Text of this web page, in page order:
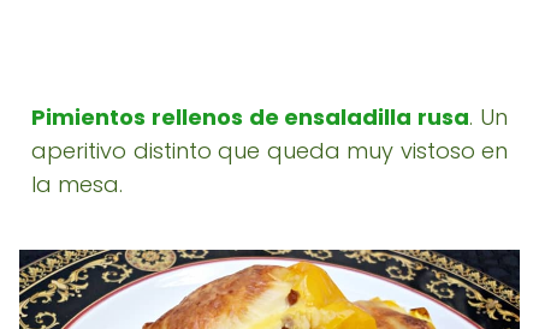
Pimientos rellenos de ensaladilla rusa. Un
aperitivo distinto que queda muy vistoso en
la mesa.